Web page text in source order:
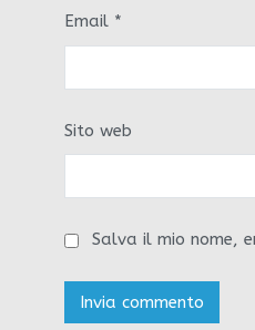
Email *
Sito web
Salva il mio nome,